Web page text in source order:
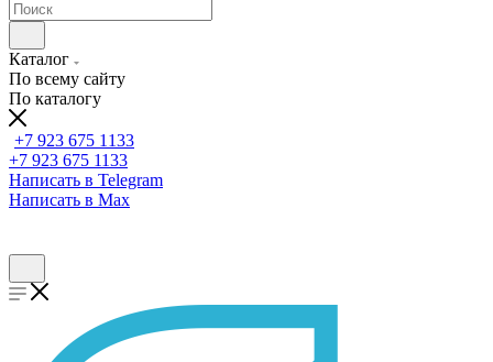
Каталог
По всему сайту
По каталогу
+7 923 675 1133
+7 923 675 1133
Написать в Telegram
Написать в Max